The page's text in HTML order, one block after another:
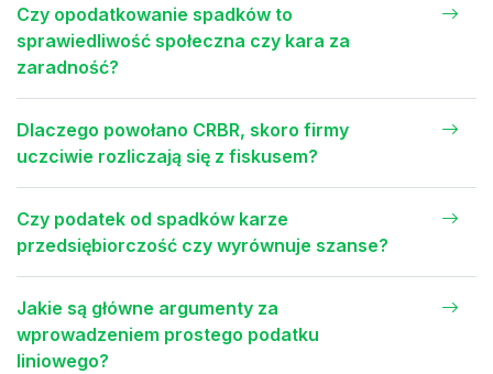
Czy opodatkowanie spadków to
sprawiedliwość społeczna czy kara za
zaradność?
Dlaczego powołano CRBR, skoro firmy
uczciwie rozliczają się z fiskusem?
Czy podatek od spadków karze
przedsiębiorczość czy wyrównuje szanse?
Jakie są główne argumenty za
wprowadzeniem prostego podatku
liniowego?